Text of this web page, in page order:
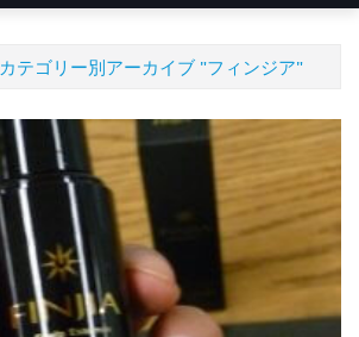
カテゴリー別アーカイブ "フィンジア"